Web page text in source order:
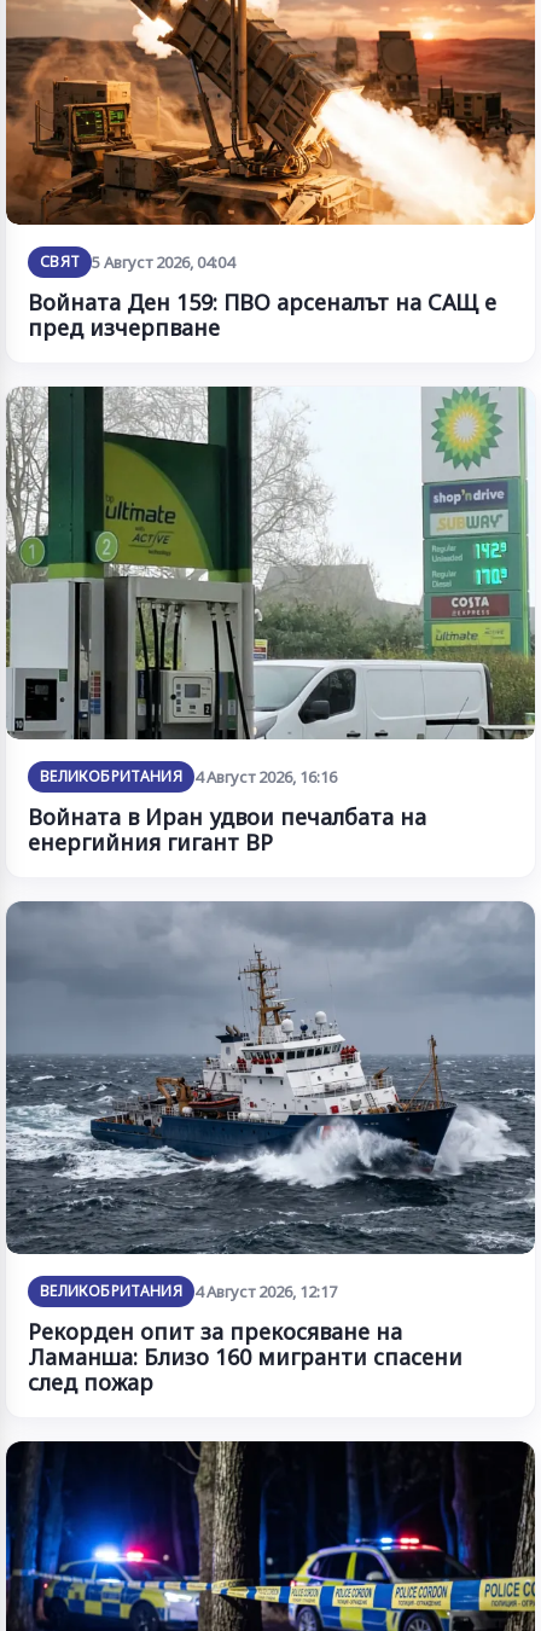
СВЯТ 5 Август 2026, 04:04
Войната Ден 159: ПВО арсеналът на САЩ е
пред изчерпване
ВЕЛИКОБРИТАНИЯ 4 Август 2026, 16:16
Войната в Иран удвои печалбата на
енергийния гигант BP
ВЕЛИКОБРИТАНИЯ 4 Август 2026, 12:17
Рекорден опит за прекосяване на
Ламанша: Близо 160 мигранти спасени
след пожар